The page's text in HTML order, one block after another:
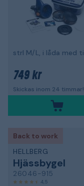
749 kr
Skickas inom 24 timmar!
Back to work
HELLBERG
Hjässbygel
26046-915
4,5